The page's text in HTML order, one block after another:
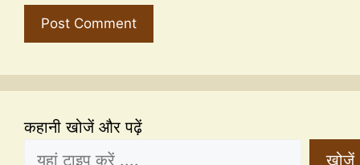
कहानी खोजें और पढ़ें
खोजें